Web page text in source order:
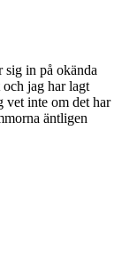
sig in på okända
jag har lagt
vet inte om det har
äntligen